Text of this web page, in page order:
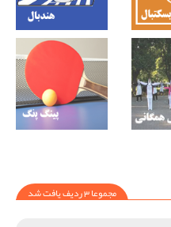
مجموعا 3 ردیف یافت شد